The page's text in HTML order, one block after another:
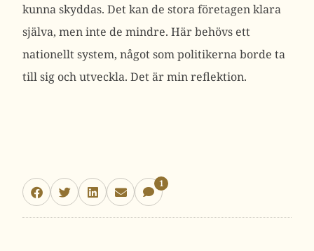
kunna skyddas. Det kan de stora företagen klara
själva, men inte de mindre. Här behövs ett
nationellt system, något som politikerna borde ta
till sig och utveckla. Det är min reflektion.
1